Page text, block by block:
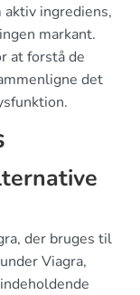
ingrediens,
markant.
at forstå de
det
der bruges til
Viagra,